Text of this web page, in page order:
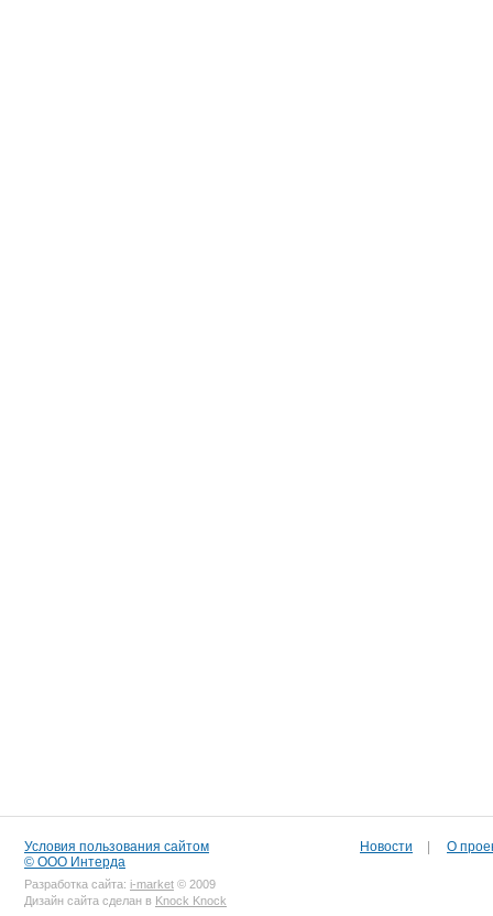
Условия пользования сайтом
© ООО Интерда
Разработка сайта: i-market © 2009
Дизайн сайта сделан в Knock Knock
Новости О